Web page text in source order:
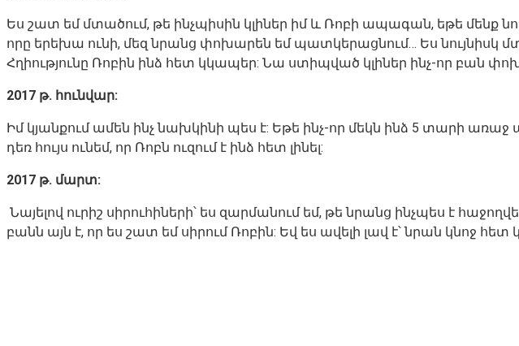
Ես շատ եմ մտածում, թե ինչպիսին կլիներ իմ և Ռոբի ապագան, եթե մենք
որը երեխա ունի, մեզ նրանց փոխարեն եմ պատկերացնում… Ես նույնիսկ
Հղիությունը Ռոբին ինձ հետ կկապեր: Նա ստիպված կլիներ ինչ-որ բան
2017 թ. հունվար:
Իմ կյանքում ամեն ինչ նախկինի պես է: Եթե ինչ-որ մեկն ինձ 5 տարի
դեռ հույս ունեմ, որ Ռոբն ուզում է ինձ հետ լինել:
2017 թ. մարտ:
Նայելով ուրիշ սիրուհիների՝ ես զարմանում եմ, թե նրանց ինչպես է
բանն այն է, որ ես շատ եմ սիրում Ռոբին: Եվ ես ավելի լավ է՝ նրան կնոջ